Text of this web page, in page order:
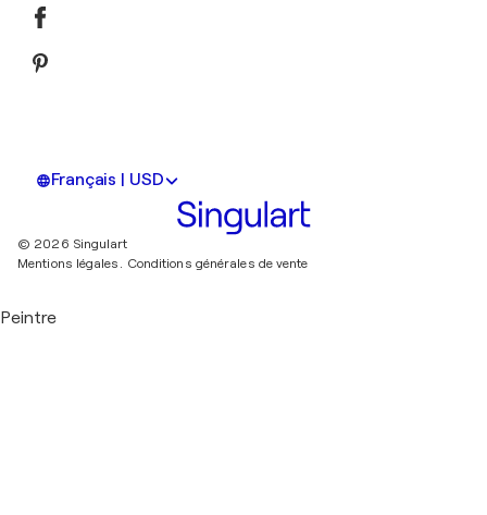
Français | USD
© 2026 Singulart
Mentions légales. Conditions générales de vente
Peintre